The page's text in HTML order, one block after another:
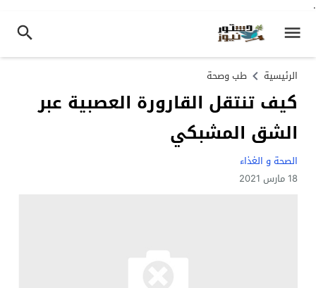
.
الرئيسية طب وصحة
كيف تنتقل القارورة العصبية عبر
الشق المشبكي
الصحة و الغذاء
18 مارس 2021